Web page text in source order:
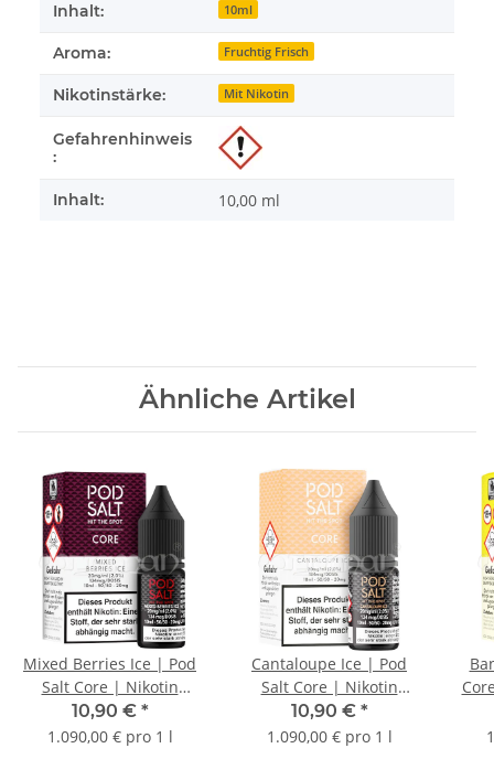
Inhalt: 10ml
Aroma: Fruchtig Frisch
Nikotinstärke: Mit Nikotin
Gefahrenhinweis
:
Inhalt: 10,00 ml
Ähnliche Artikel
Mixed Berries Ice | Pod
Salt Core | Nikotin
11mg/ml | Liquid | 10ml
10,90 € *
1.090,00 € pro 1 l
Cantaloupe Ice | Pod
Salt Core | Nikotin
11mg/ml | Liquid | 10ml
10,90 € *
1.090,00 € pro 1 l